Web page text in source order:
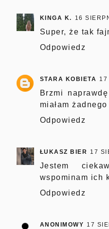
KINGA K. 16
Super, że tak
Odpowiedz
STARA KOBIETA 17
Brzmi
miałam
Odpowiedz
ŁUKASZ BIER 17
Jestem
wspominam ich
Odpowiedz
ANONIMOWY 17